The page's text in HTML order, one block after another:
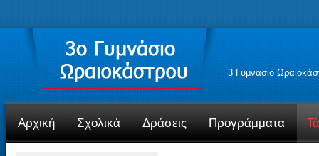
3 Γυμνάσιο
Αρχική Σχολικά Δράσεις Προγράμματα